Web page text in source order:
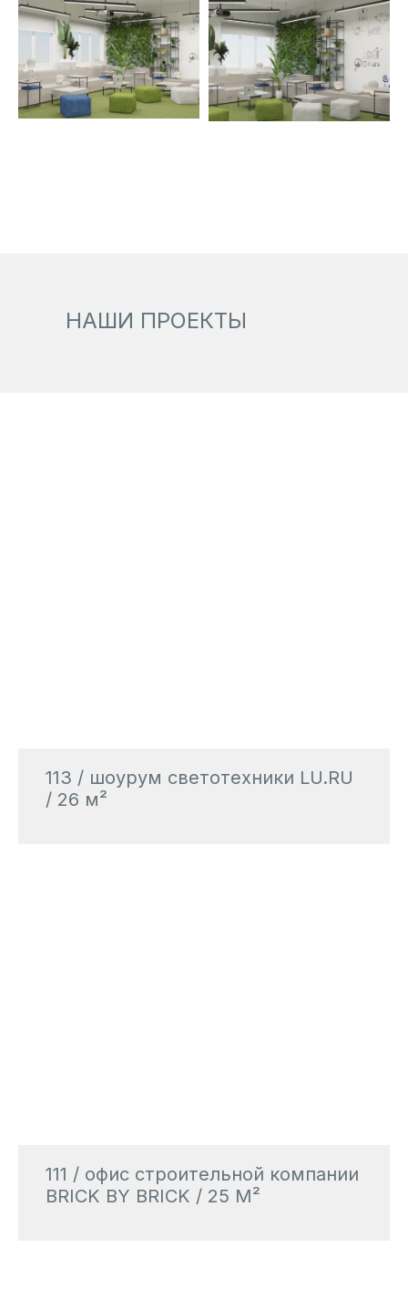
НАШИ ПРОЕКТЫ
113 / шоурум светотехники LU.RU
/ 26 м²
111 / офис строительной компании
BRICK BY BRICK / 25 М²